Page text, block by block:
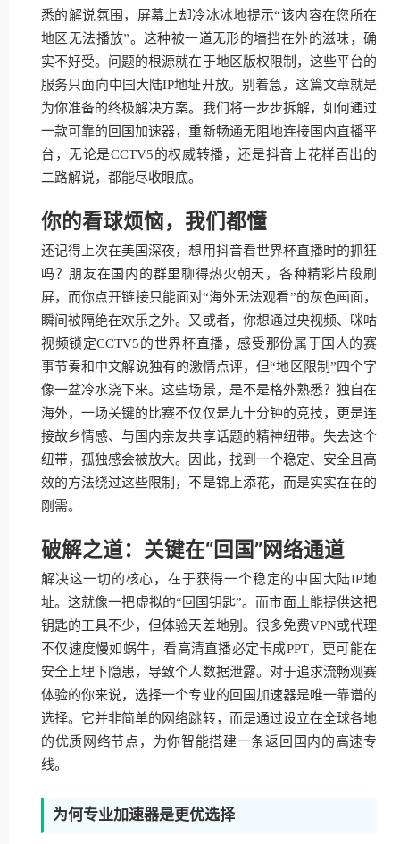
悉的解说氛围，屏幕上却冷冰冰地提示“该内容在您所在
地区无法播放”。这种被一道无形的墙挡在外的滋味，确
实不好受。问题的根源就在于地区版权限制，这些平台的
服务只面向中国大陆IP地址开放。别着急，这篇文章就是
为你准备的终极解决方案。我们将一步步拆解，如何通过
一款可靠的回国加速器，重新畅通无阻地连接国内直播平
台，无论是CCTV5的权威转播，还是抖音上花样百出的
二路解说，都能尽收眼底。
你的看球烦恼，我们都懂
还记得上次在美国深夜，想用抖音看世界杯直播时的抓狂
吗？朋友在国内的群里聊得热火朝天，各种精彩片段刷
屏，而你点开链接只能面对“海外无法观看”的灰色画面，
瞬间被隔绝在欢乐之外。又或者，你想通过央视频、咪咕
视频锁定CCTV5的世界杯直播，感受那份属于国人的赛
事节奏和中文解说独有的激情点评，但“地区限制”四个字
像一盆冷水浇下来。这些场景，是不是格外熟悉？独自在
海外，一场关键的比赛不仅仅是九十分钟的竞技，更是连
接故乡情感、与国内亲友共享话题的精神纽带。失去这个
纽带，孤独感会被放大。因此，找到一个稳定、安全且高
效的方法绕过这些限制，不是锦上添花，而是实实在在的
刚需。
破解之道：关键在“回国”网络通道
解决这一切的核心，在于获得一个稳定的中国大陆IP地
址。这就像一把虚拟的“回国钥匙”。而市面上能提供这把
钥匙的工具不少，但体验天差地别。很多免费VPN或代理
不仅速度慢如蜗牛，看高清直播必定卡成PPT，更可能在
安全上埋下隐患，导致个人数据泄露。对于追求流畅观赛
体验的你来说，选择一个专业的回国加速器是唯一靠谱的
选择。它并非简单的网络跳转，而是通过设立在全球各地
的优质网络节点，为你智能搭建一条返回国内的高速专
线。
为何专业加速器是更优选择